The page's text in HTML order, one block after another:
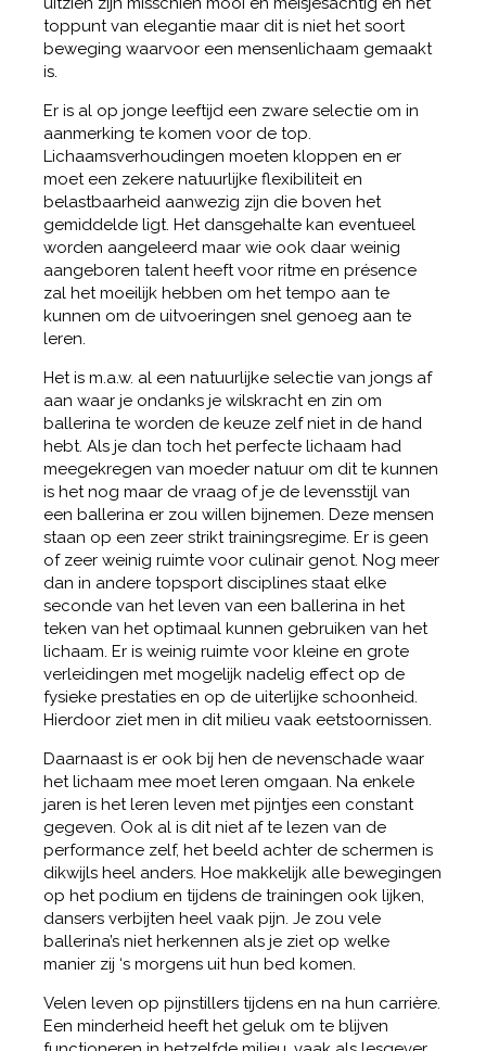
toppunt van elegantie maar dit is niet het soort
beweging waarvoor een mensenlichaam gemaakt
is.
Er is al op jonge leeftijd een zware selectie om in
aanmerking te komen voor de top.
Lichaamsverhoudingen moeten kloppen en er
moet een zekere natuurlijke flexibiliteit en
belastbaarheid aanwezig zijn die boven het
gemiddelde ligt. Het dansgehalte kan eventueel
worden aangeleerd maar wie ook daar weinig
aangeboren talent heeft voor ritme en présence
zal het moeilijk hebben om het tempo aan te
kunnen om de uitvoeringen snel genoeg aan te
leren.
Het is m.a.w. al een natuurlijke selectie van jongs af
aan waar je ondanks je wilskracht en zin om
ballerina te worden de keuze zelf niet in de hand
hebt. Als je dan toch het perfecte lichaam had
meegekregen van moeder natuur om dit te kunnen
is het nog maar de vraag of je de levensstijl van
een ballerina er zou willen bijnemen. Deze mensen
staan op een zeer strikt trainingsregime. Er is geen
of zeer weinig ruimte voor culinair genot. Nog meer
dan in andere topsport disciplines staat elke
seconde van het leven van een ballerina in het
teken van het optimaal kunnen gebruiken van het
lichaam. Er is weinig ruimte voor kleine en grote
verleidingen met mogelijk nadelig effect op de
fysieke prestaties en op de uiterlijke schoonheid.
Hierdoor ziet men in dit milieu vaak eetstoornissen.
Daarnaast is er ook bij hen de nevenschade waar
het lichaam mee moet leren omgaan. Na enkele
jaren is het leren leven met pijntjes een constant
gegeven. Ook al is dit niet af te lezen van de
performance zelf, het beeld achter de schermen is
dikwijls heel anders. Hoe makkelijk alle bewegingen
op het podium en tijdens de trainingen ook lijken,
dansers verbijten heel vaak pijn. Je zou vele
ballerina’s niet herkennen als je ziet op welke
manier zij ‘s morgens uit hun bed komen.
Velen leven op pijnstillers tijdens en na hun carrière.
Een minderheid heeft het geluk om te blijven